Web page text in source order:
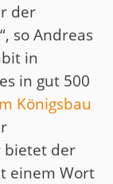
der
so Andreas
in
in gut 500
Königsbau
bietet der
einem Wort